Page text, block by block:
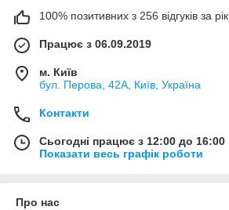
100% позитивних з 256 відгуків за рік
Працює з 06.09.2019
м. Київ
бул. Перова, 42А, Київ, Україна
Контакти
Сьогодні працює з 12:00 до 16:00
Показати весь графік роботи
Про нас